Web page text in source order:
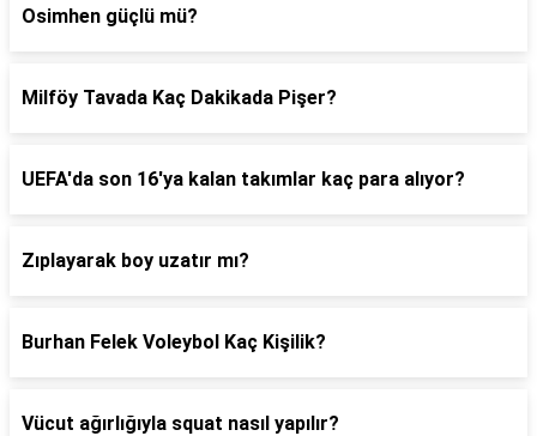
Osimhen güçlü mü?
Milföy Tavada Kaç Dakikada Pişer?
UEFA'da son 16'ya kalan takımlar kaç para alıyor?
Zıplayarak boy uzatır mı?
Burhan Felek Voleybol Kaç Kişilik?
Vücut ağırlığıyla squat nasıl yapılır?